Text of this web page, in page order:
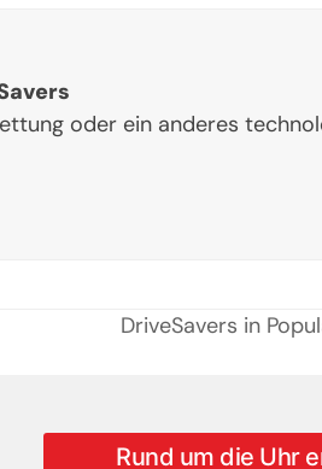
oder ein anderes
DriveSavers in
Rund um die Uhr